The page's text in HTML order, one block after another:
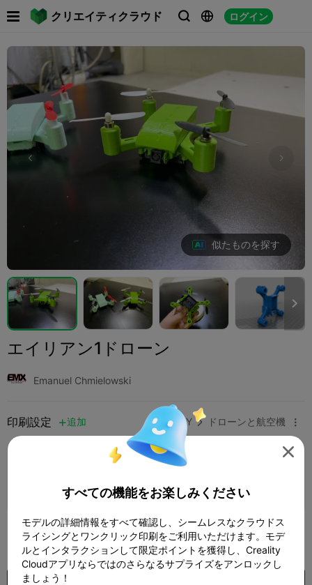
クリエイティクラウド   ログイン
 
似たものを探す

エイリアン1ドローン
Emanuel Chmielowski
印刷設定 追加 趣味とDIY  ドローンと航空機 
印刷設定を追加
さらにポイントを獲得
1,000 

すべての機能をお楽しみください
モデルの詳細情報をすべて確認し、シームレスなクラウドス
ライシングとワンクリック印刷をご利用いただけます。モデ
ルとインタラクションして限定ポイントを獲得し、Creality
Cloudアプリならではのさらなるサプライズをアンロックし
ましょう！